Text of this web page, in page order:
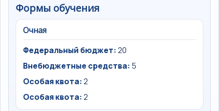
Формы обучения
Очная
Федеральный бюджет:20
Внебюджетные средства: 5
Особая квота:2
Особая квота:2